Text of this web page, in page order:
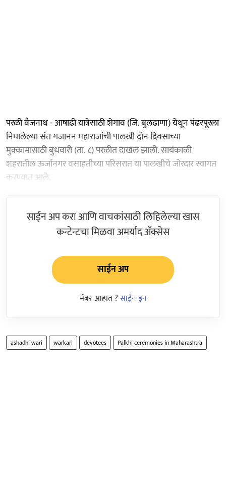
परळी वैजनाथ - आषाढी यात्रेसाठी शेगाव (जि. बुलढाणा) येथून पंढरपूरला
निघालेल्या संत गजानन महाराजांची पालखी दोन दिवसाच्या
मुक्कामासाठी बुधवारी (ता. ८) परळीत दाखल झाली. सायंकाळी
शहरातील ऊर्जानगर वसाहतीच्या परिसरात या पालखीचे जोरदार स्वागत
करण्यात आले.
साईन अप करा आणि वाचकांसाठी लिहिलेल्या खास
कन्टेन्टचा मिळवा अमर्याद ॲक्सेस
साईन अप
मेंबर आहात ?साईन इन
ashadhi wari warkari devotees Palkhi ceremonies in Maharashtra